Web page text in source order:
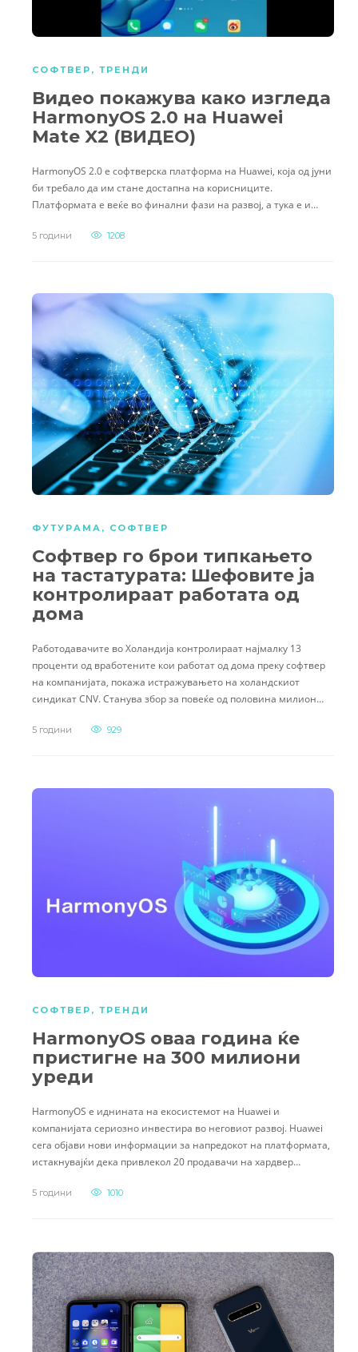
СОФТВЕР , ТРЕНДИ
Видео покажува како изгледа
HarmonyOS 2.0 на Huawei
Mate X2 (ВИДЕО)
HarmonyOS 2.0 е софтверска платформа на Huawei, која од јуни
би требало да им стане достапна на корисниците.
Платформата е веќе во финални фази на развој, а тука е и…
5 години 1208
ФУТУРАМА , СОФТВЕР
Софтвер го брои типкањето
на тастатурата: Шефовите ја
контролираат работата од
дома
Работодавачите во Холандија контролираат најмалку 13
проценти од вработените кои работат од дома преку софтвер
на компанијата, покажа истражувањето на холандскиот
синдикат CNV. Станува збор за повеќе од половина милион…
5 години 929
СОФТВЕР , ТРЕНДИ
HarmonyOS оваа година ќе
пристигне на 300 милиони
уреди
HarmonyOS е иднината на екосистемот на Huawei и
компанијата сериозно инвестира во неговиот развој. Huawei
сега објави нови информации за напредокот на платформата,
истакнувајќи дека привлекол 20 продавачи на хардвер…
5 години 1010